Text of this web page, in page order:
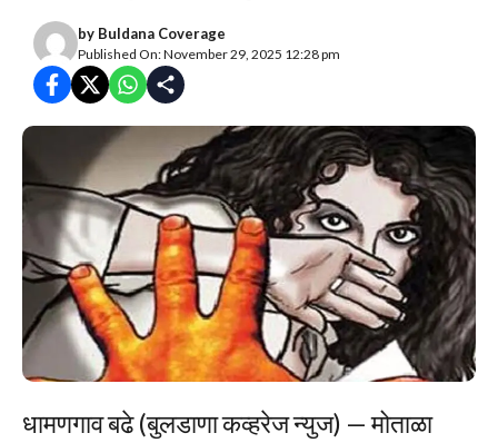
by Buldana Coverage
Published On: November 29, 2025 12:28 pm
धामणगाव बढे (बुलडाणा कव्हरेज न्युज) — मोताळा